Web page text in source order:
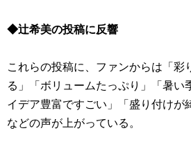
◆辻希美の投稿に反響
これらの投稿に、ファンからは「彩
る」「ボリュームたっぷり」「暑い
イデア豊富ですごい」「盛り付けが
などの声が上がっている。